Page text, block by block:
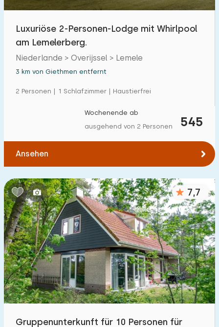
Luxuriöse 2-Personen-Lodge mit Whirlpool
am Lemelerberg.
Niederlande > Overijssel > Lemele
3 km von Giethmen entfernt
2 Personen | 1 Schlafzimmer | Haustierfrei
545
Wochenende ab
ausgehend von 2 Personen
Ansehen
7,7
Gruppenunterkunft für 10 Personen für